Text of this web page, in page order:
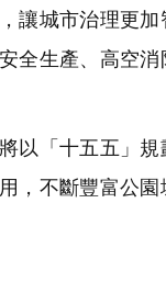
讓城市治理更
全生產、高空
以「十五五」
，不斷豐富公